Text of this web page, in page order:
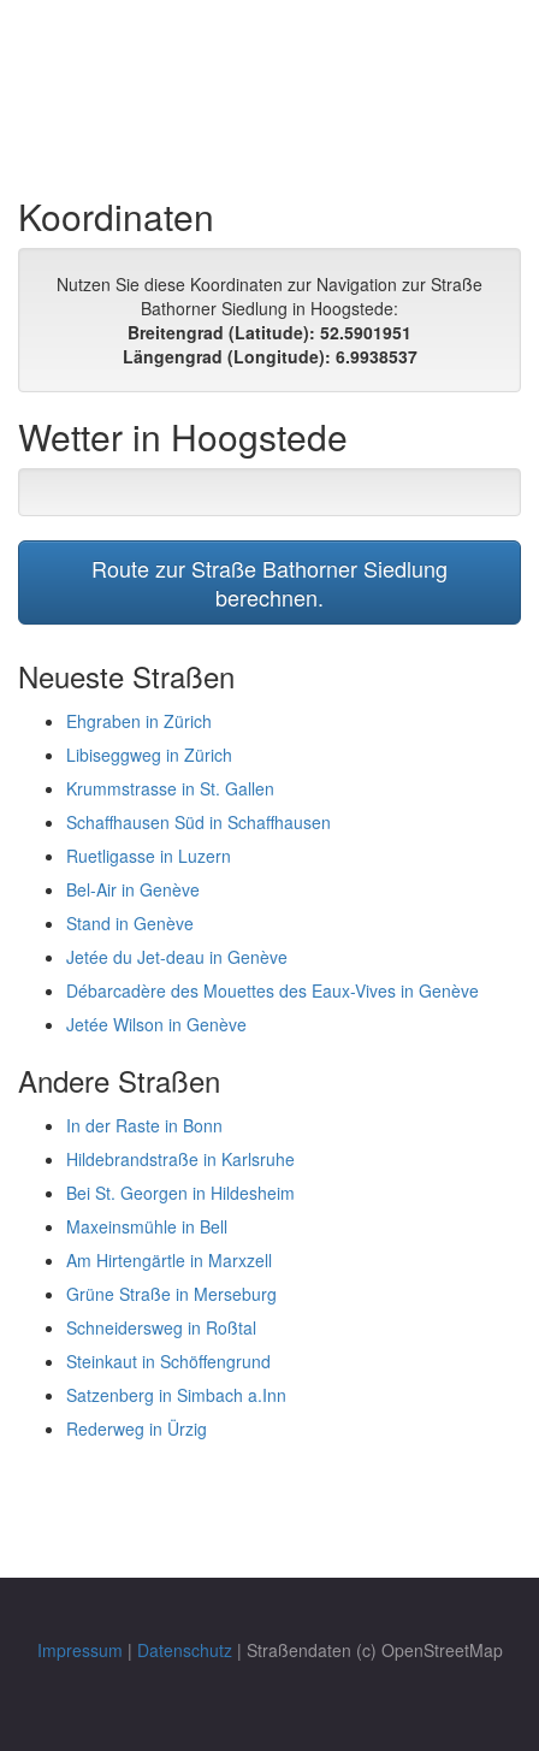
Koordinaten
Nutzen Sie diese Koordinaten zur Navigation zur Straße
Bathorner Siedlung in Hoogstede:
Breitengrad (Latitude): 52.5901951
Längengrad (Longitude): 6.9938537
Wetter in Hoogstede
Route zur Straße Bathorner Siedlung
berechnen.
Neueste Straßen
Ehgraben in Zürich
Libiseggweg in Zürich
Krummstrasse in St. Gallen
Schaffhausen Süd in Schaffhausen
Ruetligasse in Luzern
Bel-Air in Genève
Stand in Genève
Jetée du Jet-deau in Genève
Débarcadère des Mouettes des Eaux-Vives in Genève
Jetée Wilson in Genève
Andere Straßen
In der Raste in Bonn
Hildebrandstraße in Karlsruhe
Bei St. Georgen in Hildesheim
Maxeinsmühle in Bell
Am Hirtengärtle in Marxzell
Grüne Straße in Merseburg
Schneidersweg in Roßtal
Steinkaut in Schöffengrund
Satzenberg in Simbach a.Inn
Rederweg in Ürzig
Impressum | Datenschutz| Straßendaten (c) OpenStreetMap